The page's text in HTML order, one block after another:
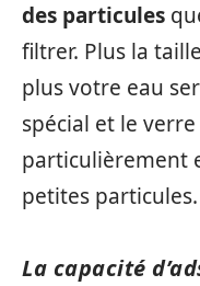
des particules
filtrer. Plus la
plus votre eau
spécial et le
particulièrement
petites particules.
La capacité